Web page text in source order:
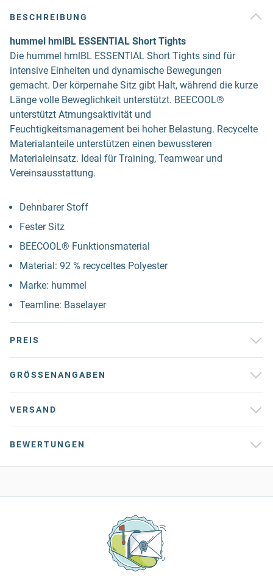
BESCHREIBUNG
hummel hmlBL ESSENTIAL Short Tights
Die hummel hmlBL ESSENTIAL Short Tights sind für
intensive Einheiten und dynamische Bewegungen
gemacht. Der körpernahe Sitz gibt Halt, während die kurze
Länge volle Beweglichkeit unterstützt. BEECOOL®
unterstützt Atmungsaktivität und
Feuchtigkeitsmanagement bei hoher Belastung. Recycelte
Materialanteile unterstützen einen bewussteren
Materialeinsatz. Ideal für Training, Teamwear und
Vereinsausstattung.
Dehnbarer Stoff
Fester Sitz
BEECOOL® Funktionsmaterial
Material: 92 % recyceltes Polyester
Marke: hummel
Teamline: Baselayer
PREIS
GRÖSSENANGABEN
VERSAND
BEWERTUNGEN